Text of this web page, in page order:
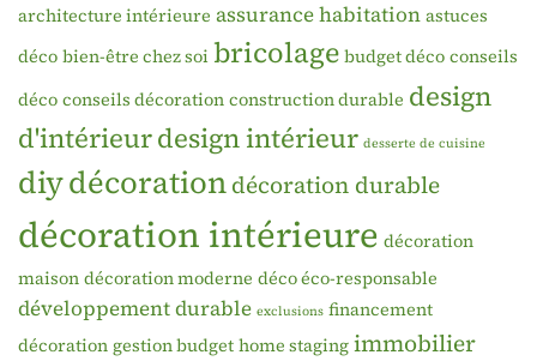
architecture intérieure assurance habitation astuces
déco bien-être chez soi bricolage budget déco conseils
déco conseils décoration construction durable design
d'intérieurdesign intérieur desserte de cuisine
diydécorationdécoration durable
décoration intérieure décoration
maison décoration moderne déco éco-responsable
développement durable exclusions financement
décoration gestion budget home staging immobilier